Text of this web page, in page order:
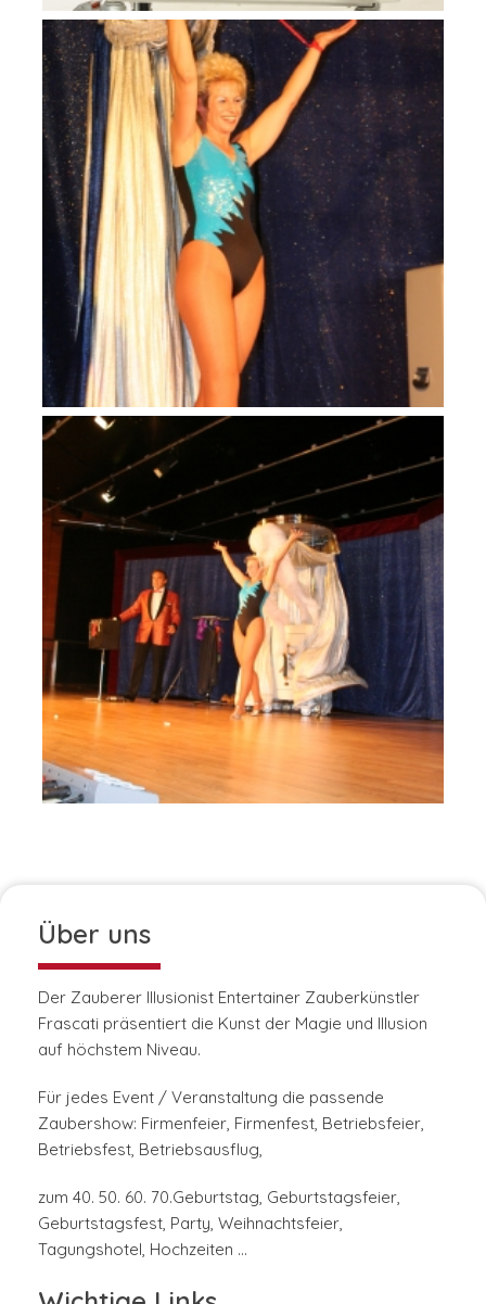
Über uns
Der Zauberer Illusionist Entertainer Zauberkünstler
Frascati präsentiert die Kunst der Magie und Illusion
auf höchstem Niveau.
Für jedes Event / Veranstaltung die passende
Zaubershow: Firmenfeier, Firmenfest, Betriebsfeier,
Betriebsfest, Betriebsausflug,
zum 40. 50. 60. 70.Geburtstag, Geburtstagsfeier,
Geburtstagsfest, Party, Weihnachtsfeier,
Tagungshotel, Hochzeiten …